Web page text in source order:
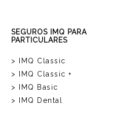
SEGUROS IMQ PARA
PARTICULARES
> IMQ Classic
> IMQ Classic +
> IMQ Basic
> IMQ Dental